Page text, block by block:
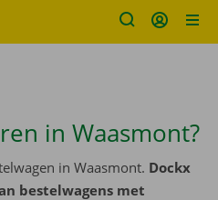
in Waasmont?
in Waasmont. Dockx
bestelwagens met